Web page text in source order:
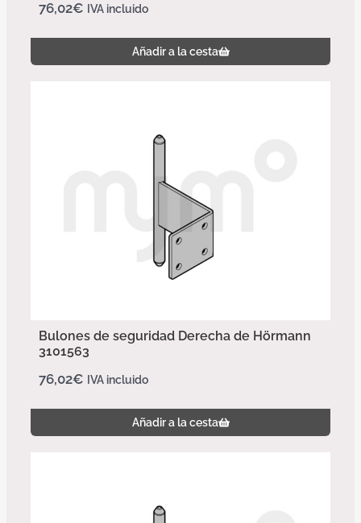
76,02€ IVA incluido
Añadir a la cesta
Bulones de seguridad Derecha de Hörmann
3101563
76,02€ IVA incluido
Añadir a la cesta